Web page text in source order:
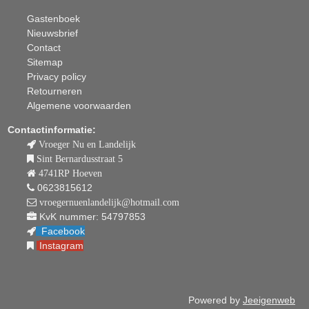
Gastenboek
Nieuwsbrief
Contact
Sitemap
Privacy policy
Retourneren
Algemene voorwaarden
Contactinformatie:
Vroeger Nu en Landelijk
Sint Bernardusstraat 5
4741RP Hoeven
0623815612
vroegernuenlandelijk@hotmail.com
KvK nummer: 54797853
Facebook
Instagram
Powered by Jeeigenweb